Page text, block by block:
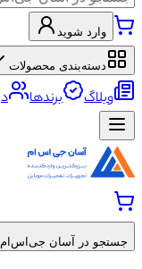
وارد شوید
دسته‌بندی محصولات
وبلاگ برندها
جستجو در آسان جی‌اس‌ام